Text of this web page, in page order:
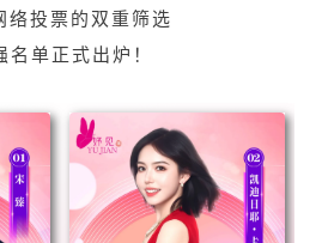
络投票的双重筛选
名单正式出炉！